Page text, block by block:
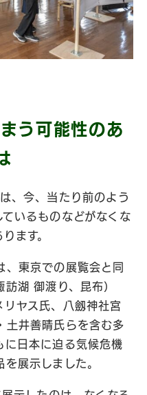
う可能性のあ
、今、当たり前のよう
いるものなどがなくな
ます。
東京での展覧会と同
湖 御渡り、昆布）
ヤス氏、八劔神社宮
土井善晴氏らを含む多
に日本に迫る気候危機
展示しました。